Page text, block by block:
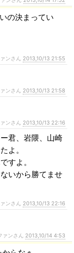
の決まってい
ンさん 2013,10/13 21:55
ンさん 2013,10/13 21:58
ンさん 2013,10/13 22:16
君、岩隈、山崎
よ。
すよ。
いから勝てませ
ンさん 2013,10/13 22:16
ンさん 2013,10/14 4:53